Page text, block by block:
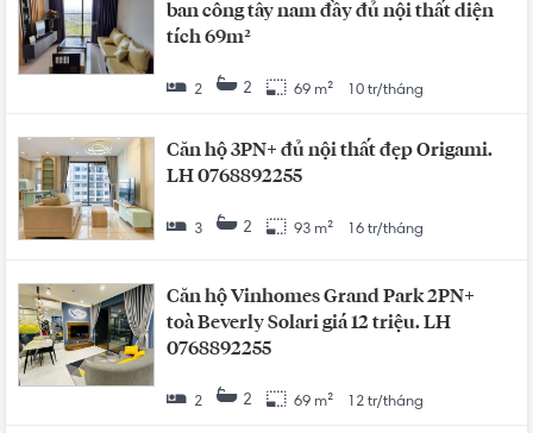
ban công tây nam đầy đủ nội thất diện
tích 69m²
2 2 69 m² 10 tr/tháng
Căn hộ 3PN+ đủ nội thất đẹp Origami.
LH 0768892255
3 2 93 m² 16 tr/tháng
Căn hộ Vinhomes Grand Park 2PN+
toà Beverly Solari giá 12 triệu. LH
0768892255
2 2 69 m² 12 tr/tháng